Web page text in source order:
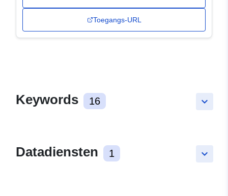
Toegangs-URL
keyboard_arrow_down
Keywords 16
keyboard_arrow_down
Datadiensten 1